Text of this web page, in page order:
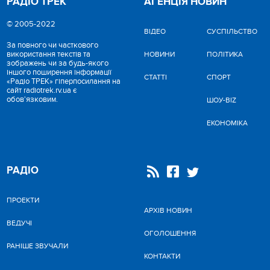
© 2005-2022
За повного чи часткового
використання текстів та
зображень чи за будь-якого
іншого поширення інформації
«Радіо ТРЕК» гіперпосилання на
сайт radiotrek.rv.ua є
обов'язковим.
ВІДЕО
НОВИНИ
СТАТТІ
CУСПІЛЬСТВО
ПОЛІТИКА
СПОРТ
ШОУ-BIZ
ЕКОНОМІКА
РАДІО
ПРОЕКТИ
ВЕДУЧІ
РАНІШЕ ЗВУЧАЛИ
АРХІВ НОВИН
ОГОЛОШЕННЯ
КОНТАКТИ